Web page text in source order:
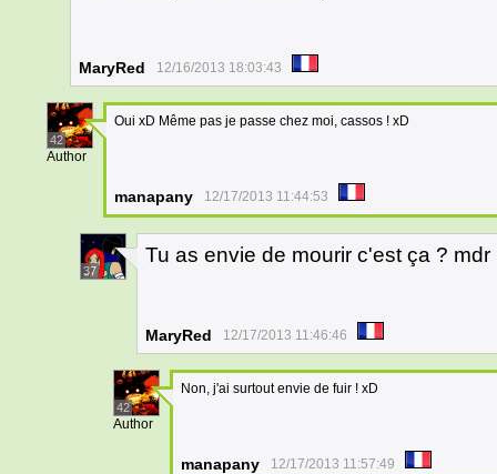
MaryRed 12/16/2013 18:03:43
42
Author
Oui xD Même pas je passe chez moi, cassos ! xD
manapany 12/17/2013 11:44:53
37
Tu as envie de mourir c'est ça ? mdr
MaryRed 12/17/2013 11:46:46
42
Author
Non, j'ai surtout envie de fuir ! xD
manapany 12/17/2013 11:57:49